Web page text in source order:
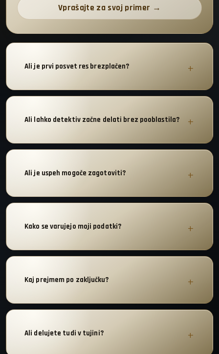
Vprašajte za svoj primer →
Ali je prvi posvet res brezplačen?
Ali lahko detektiv začne delati brez pooblastila?
Ali je uspeh mogoče zagotoviti?
Kako se varujejo moji podatki?
Kaj prejmem po zaključku?
Ali delujete tudi v tujini?